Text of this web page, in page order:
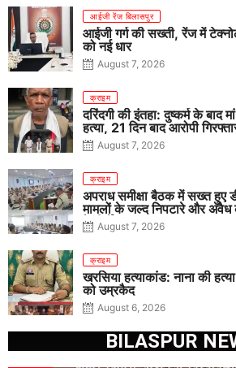
आईजी रेंज बिलासपुर
आईजी गर्ग की सख्ती, रेंज में
को नई धार
August 7, 2026
क्राइम
दरिंदगी की इंतहा: दुष्कर्म के बाद
हत्या, 21 दिन बाद आरोपी
August 7, 2026
क्राइम
अपराध समीक्षा बैठक में सख्त हुए
मामलों के जल्द निपटारे और अवैध
के निर्देश
August 7, 2026
क्राइम
खरसिया हत्याकांड: नाना की
को उम्रकैद
August 6, 2026
BILASPUR